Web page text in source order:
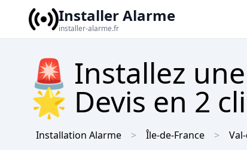
Installer Alarme
installer-alarme.fr
🚨 Installez
🌟 Devis en 2
Installation Alarme Île-de-France